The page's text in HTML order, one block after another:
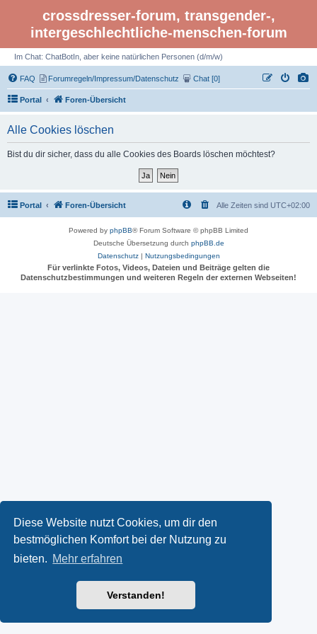
Diese Website nutzt Cookies, um dir den
bestmöglichen Komfort bei der Nutzung zu
bieten. Mehr erfahren
Verstanden!
crossdresser-forum, transgender-,
intergeschlechtliche-menschen-forum
Im Chat: ChatBotIn, aber keine natürlichen Personen (d/m/w)
FAQ Forumregeln/Impressum/Datenschutz Chat [0]
Portal Foren-Übersicht
Alle Cookies löschen
Bist du dir sicher, dass du alle Cookies des Boards löschen möchtest?
Portal Foren-Übersicht Alle Zeiten sind UTC+02:00
Powered by phpBB® Forum Software © phpBB Limited
Deutsche Übersetzung durch phpBB.de
Datenschutz| Nutzungsbedingungen
Für verlinkte Fotos, Videos, Dateien und Beiträge gelten die
Datenschutzbestimmungen und weiteren Regeln der externen Webseiten!